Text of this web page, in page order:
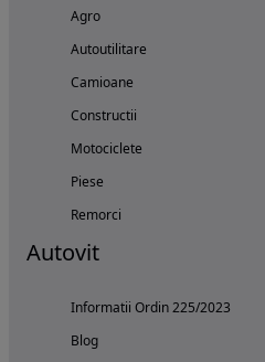
Agro
Autoutilitare
Camioane
Constructii
Motociclete
Piese
Remorci
Autovit
Informatii Ordin 225/2023
Blog